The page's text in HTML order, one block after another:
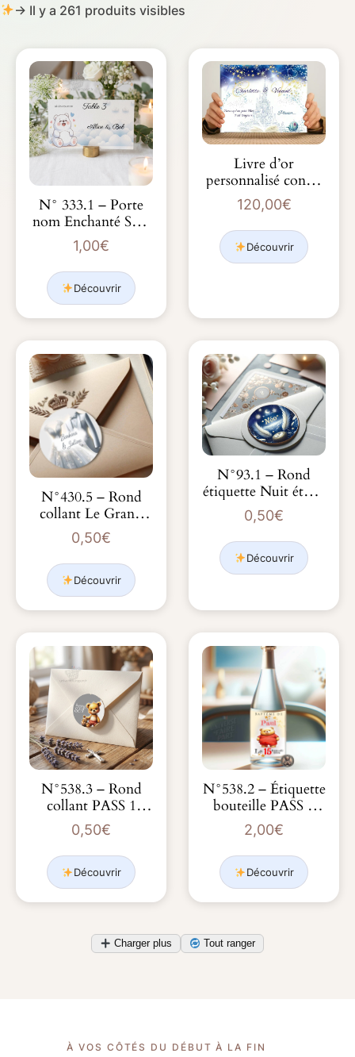
→ Il y a 261 produits visibles
N° 333.1 – Porte
nom Enchanté Sam
l’Ourson
1,00€
Découvrir
Livre d’or
personnalisé contes
et citations d’amour
120,00€
Découvrir
N°430.5 – Rond
collant Le Grand
Jour Costume bla…
0,50€
Découvrir
N°93.1 – Rond
étiquette Nuit étoilé
naissance d&…
0,50€
Découvrir
N°538.3 – Rond
collant PASS 1
journée Winnie
l&r…
0,50€
Découvrir
N°538.2 – Étiquette
bouteille PASS 1
journée Win…
2,00€
Découvrir
Charger plus Tout ranger
À VOS CÔTÉS DU DÉBUT À LA FIN